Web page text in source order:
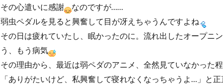
その心遣いに感謝
なのですが……
弱虫ペダルを見ると興奮して目が冴えちゃうんですよね
その日は疲れていたし、眠かったのに。流れ出したオープニ
う、もう病気
その理由から、最近は弱ペダのアニメ、全然見ていなかった程
「ありがたいけど、私興奮して寝れなくなっちゃうよ…」と